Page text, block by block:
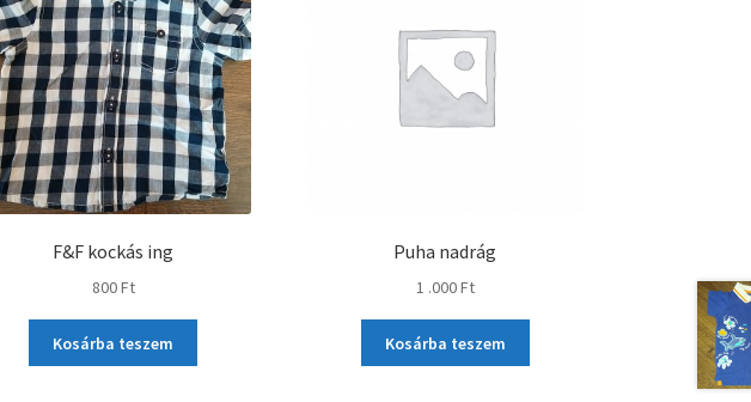
F&F kockás ing
800Ft
Kosárba teszem
Puha nadrág
1 .000Ft
Kosárba teszem